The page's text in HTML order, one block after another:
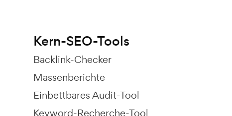
Kern-SEO-Tools
Backlink-Checker
Massenberichte
Einbettbares Audit-Tool
Keyword-Recherche-Tool